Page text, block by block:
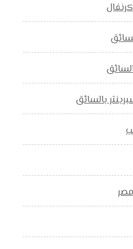
بالسائق